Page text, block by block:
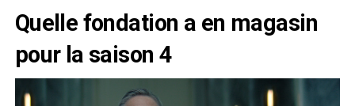
Quelle fondation a en magasin
pour la saison 4